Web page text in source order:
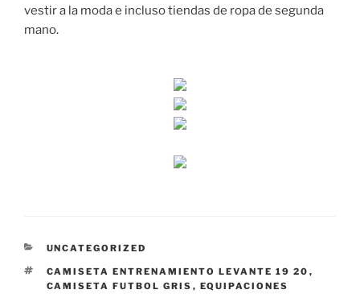
vestir a la moda e incluso tiendas de ropa de segunda
mano.
CATEGORÍAS
UNCATEGORIZED
ETIQUETAS
CAMISETA ENTRENAMIENTO LEVANTE 19 20 ,
CAMISETA FUTBOL GRIS , EQUIPACIONES